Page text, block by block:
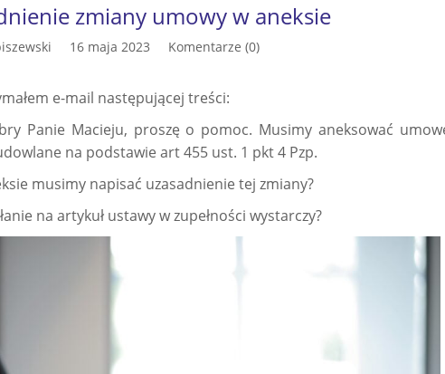
zmiany umowy w aneksie
16 maja 2023 Komentarze (0)
e-mail następującej treści:
Panie Macieju, proszę o pomoc. Musimy aneksować
na podstawie art 455 ust. 1 pkt 4 Pzp.
musimy napisać uzasadnienie tej zmiany?
na artykuł ustawy w zupełności wystarczy?